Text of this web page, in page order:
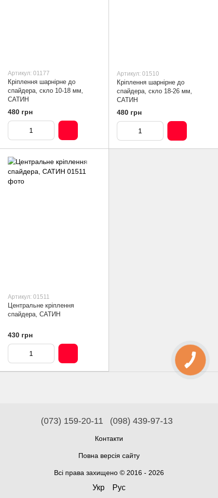
Артикул: 01177
Кріплення шарнірне до
спайдера, скло 10-18 мм,
САТИН
480 грн
Артикул: 01510
Кріплення шарнірне до
спайдера, скло 18-26 мм,
САТИН
480 грн
Артикул: 01511
Центральне кріплення
спайдера, САТИН
430 грн
(073) 159-20-11 (098) 439-97-13
Контакти
Повна версія сайту
Всі права захищено © 2016 - 2026
Укр Рус